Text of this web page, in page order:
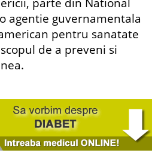
agentie guvernamentala
pentru sanatate
de a preveni si